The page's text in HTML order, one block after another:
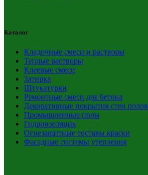
Каталог
Кладочные смеси и растворы
Теплые растворы
Клеевые смеси
Затирка
Штукатурки
Ремонтные смеси для бетона
Декоративные покрытия стен полов
Промышленные полы
Гидроизоляция
Огнезащитные составы краски
Фасадные системы утепления